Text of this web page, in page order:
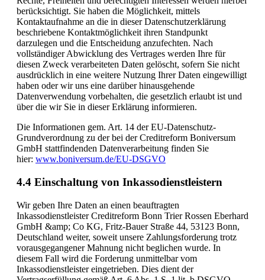
berücksichtigt. Sie haben die Möglichkeit, mittels
Kontaktaufnahme an die in dieser Datenschutzerklärung
beschriebene Kontaktmöglichkeit ihren Standpunkt
darzulegen und die Entscheidung anzufechten. Nach
vollständiger Abwicklung des Vertrages werden Ihre für
diesen Zweck verarbeiteten Daten gelöscht, sofern Sie nicht
ausdrücklich in eine weitere Nutzung Ihrer Daten eingewilligt
haben oder wir uns eine darüber hinausgehende
Datenverwendung vorbehalten, die gesetzlich erlaubt ist und
über die wir Sie in dieser Erklärung informieren.
Die Informationen gem. Art. 14 der EU-Datenschutz-
Grundverordnung zu der bei der Creditreform Boniversum
GmbH stattfindenden Datenverarbeitung finden Sie
hier: www.boniversum.de/EU-DSGVO
4.4 Einschaltung von Inkassodienstleistern
Wir geben Ihre Daten an einen beauftragten
Inkassodienstleister Creditreform Bonn Trier Rossen Eberhard
GmbH &amp; Co KG, Fritz-Bauer Straße 44, 53123 Bonn,
Deutschland weiter, soweit unsere Zahlungsforderung trotz
vorausgegangener Mahnung nicht beglichen wurde. In
diesem Fall wird die Forderung unmittelbar vom
Inkassodienstleister eingetrieben. Dies dient der